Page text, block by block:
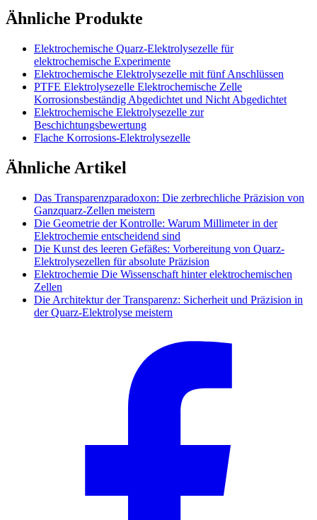
Ähnliche Produkte
Elektrochemische Quarz-Elektrolysezelle für
elektrochemische Experimente
Elektrochemische Elektrolysezelle mit fünf Anschlüssen
PTFE Elektrolysezelle Elektrochemische Zelle
Korrosionsbeständig Abgedichtet und Nicht Abgedichtet
Elektrochemische Elektrolysezelle zur
Beschichtungsbewertung
Flache Korrosions-Elektrolysezelle
Ähnliche Artikel
Das Transparenzparadoxon: Die zerbrechliche Präzision von
Ganzquarz-Zellen meistern
Die Geometrie der Kontrolle: Warum Millimeter in der
Elektrochemie entscheidend sind
Die Kunst des leeren Gefäßes: Vorbereitung von Quarz-
Elektrolysezellen für absolute Präzision
Elektrochemie Die Wissenschaft hinter elektrochemischen
Zellen
Die Architektur der Transparenz: Sicherheit und Präzision in
der Quarz-Elektrolyse meistern